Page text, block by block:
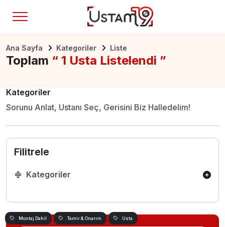
Ana Sayfa Kategoriler Liste
Toplam “ 1 Usta Listelendi ”
Kategoriler
Sorunu Anlat, Ustanı Seç, Gerisini Biz Halledelim!
Filitrele
Kategoriler
Montaj Dahil Tamir & Onarım Usta